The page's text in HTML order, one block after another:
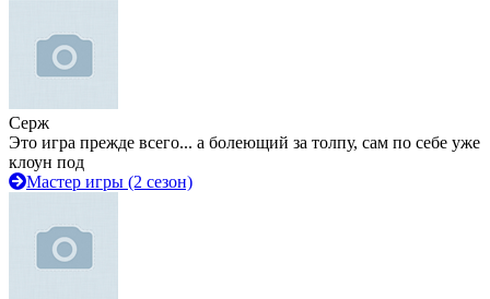
Серж
Это игра прежде всего... а болеющий за толпу, сам по себе уже
клоун под
Мастер игры (2 сезон)